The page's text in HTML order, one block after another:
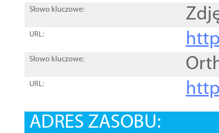
Słowo kluczowe:
URL:
Słowo kluczowe:
URL:
ADRES ZASOBU: